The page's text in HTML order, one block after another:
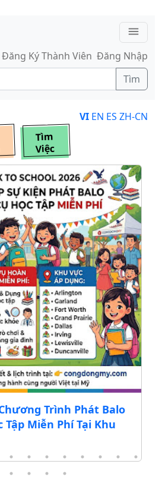
menu
Đăng Ký Thành Viên Đăng Nhập
Tìm
VI EN ES ZH-CN
Tìm
Việc
Trình Phát Balo
Tập Miễn Phí Tại Khu